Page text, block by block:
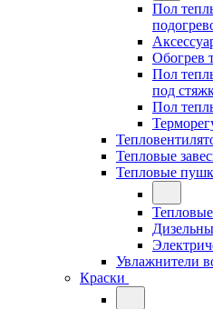
Пол
Обогрев
Пол
под
Пол
Тепловые
Тепловые
Увлажнители
Краски